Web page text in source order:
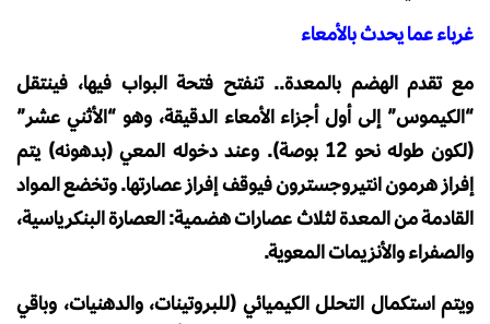
غرباء عما يحدث بالأمعاء
مع تقدم الهضم بالمعدة.. تنفتح فتحة البواب فيها، فينتقل
“الكيموس” إلى أول أجزاء الأمعاء الدقيقة، وهو “الأثني عشر”
(لكون طوله نحو 12 بوصة). وعند دخوله المعي (بدهونه) يتم
إفراز هرمون انتيروجسترون فيوقف إفراز عصارتها. وتخضع المواد
القادمة من المعدة لثلاث عصارات هضمية: العصارة البنكرياسية،
والصفراء والأنزيمات المعوية.
ويتم استكمال التحلل الكيميائي (للبروتينات، والدهنيات، وباقي